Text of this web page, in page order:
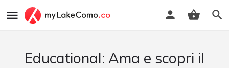
Educational: Ama e scopri il